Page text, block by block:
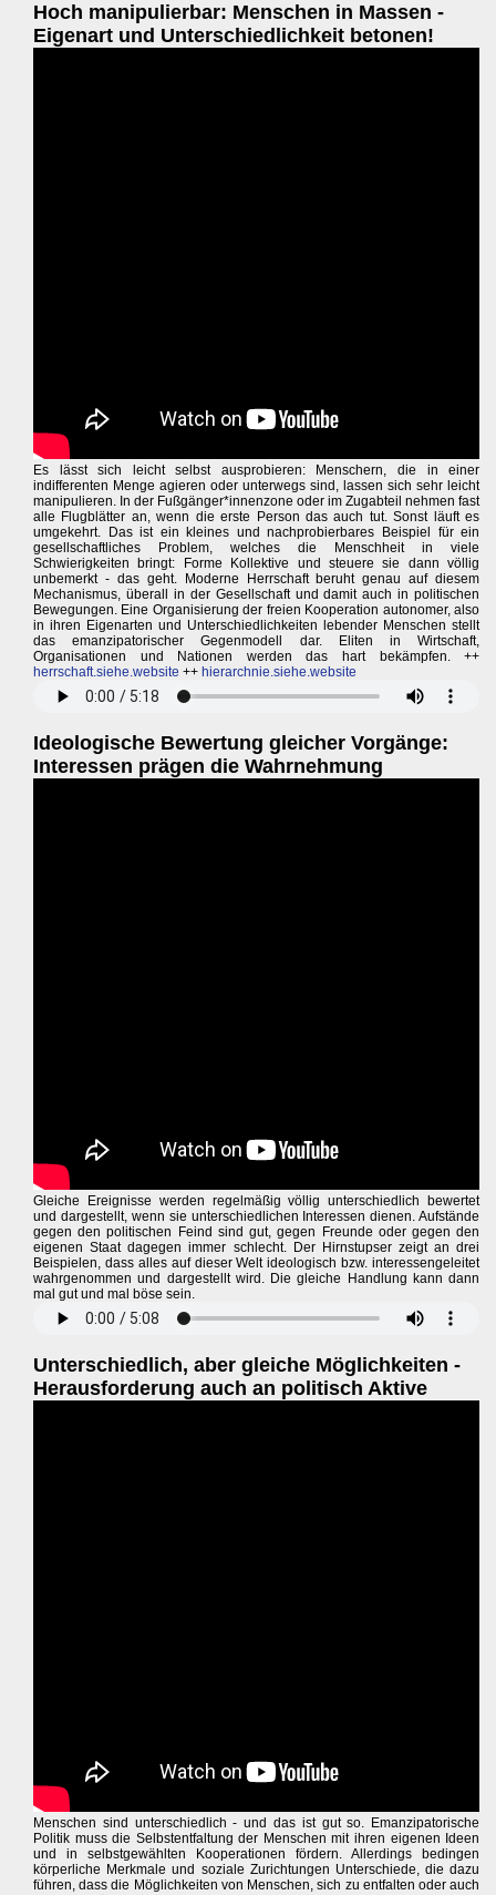
Hoch manipulierbar: Menschen in Massen -
Eigenart und Unterschiedlichkeit betonen!
Es lässt sich leicht selbst ausprobieren: Menschern, die in einer
indifferenten Menge agieren oder unterwegs sind, lassen sich sehr leicht
manipulieren. In der Fußgänger*innenzone oder im Zugabteil nehmen fast
alle Flugblätter an, wenn die erste Person das auch tut. Sonst läuft es
umgekehrt. Das ist ein kleines und nachprobierbares Beispiel für ein
gesellschaftliches Problem, welches die Menschheit in viele
Schwierigkeiten bringt: Forme Kollektive und steuere sie dann völlig
unbemerkt - das geht. Moderne Herrschaft beruht genau auf diesem
Mechanismus, überall in der Gesellschaft und damit auch in politischen
Bewegungen. Eine Organisierung der freien Kooperation autonomer, also
in ihren Eigenarten und Unterschiedlichkeiten lebender Menschen stellt
das emanzipatorischer Gegenmodell dar. Eliten in Wirtschaft,
Organisationen und Nationen werden das hart bekämpfen. ++
herrschaft.siehe.website ++ hierarchnie.siehe.website
Ideologische Bewertung gleicher Vorgänge:
Interessen prägen die Wahrnehmung
Gleiche Ereignisse werden regelmäßig völlig unterschiedlich bewertet
und dargestellt, wenn sie unterschiedlichen Interessen dienen. Aufstände
gegen den politischen Feind sind gut, gegen Freunde oder gegen den
eigenen Staat dagegen immer schlecht. Der Hirnstupser zeigt an drei
Beispielen, dass alles auf dieser Welt ideologisch bzw. interessengeleitet
wahrgenommen und dargestellt wird. Die gleiche Handlung kann dann
mal gut und mal böse sein.
Unterschiedlich, aber gleiche Möglichkeiten -
Herausforderung auch an politisch Aktive
Menschen sind unterschiedlich - und das ist gut so. Emanzipatorische
Politik muss die Selbstentfaltung der Menschen mit ihren eigenen Ideen
und in selbstgewählten Kooperationen fördern. Allerdings bedingen
körperliche Merkmale und soziale Zurichtungen Unterschiede, die dazu
führen, dass die Möglichkeiten von Menschen, sich zu entfalten oder auch